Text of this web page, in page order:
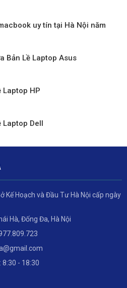
uy tín tại Hà Nội năm
Bản Lề Laptop Asus
Laptop HP
Laptop Dell
Kế Hoạch và Đầu Tư Hà Nội cấp ngày
Hà, Đống Đa, Hà Nội
8:30 - 18:30